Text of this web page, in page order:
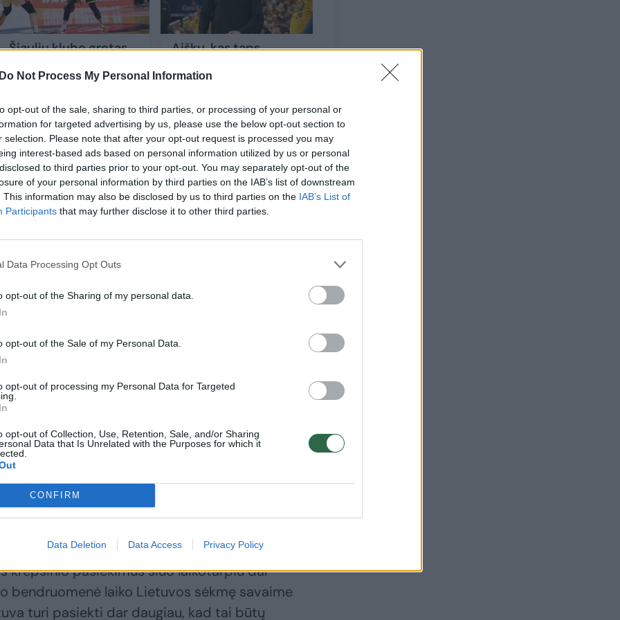
Do Not Process My Personal Information
opt-out of the sale, sharing to third parties, or processing of your personal or
for targeted advertising by us, please use the below opt-out section to
selection. Please note that after your opt-out request is processed you may
interest-based ads based on personal information utilized by us or personal
to third parties prior to your opt-out. You may separately opt-out of the
of your personal information by third parties on the IAB’s list of downstream
This information may also be disclosed by us to third parties on the IAB’s List of
Participants that may further disclose it to other third parties.
Data Processing Opt Outs
opt-out of the Sharing of my personal data.
opt-out of the Sale of my Personal Data.
opt-out of processing my Personal Data for Targeted
opt-out of Collection, Use, Retention, Sale, and/or Sharing
Data that Is Unrelated with the Purposes for which it
CONFIRM
Data Deletion Data Access Privacy Policy
Šiaulių klubo gretas
gynėjas(1)
Aišku, kas taps
treneriu
Lietuvos indėlį į Europos krepšinio
ir iniciatyvas bei tvarų vystymosi modelį,
krepšinį į kitą lygį.
m. Europos čempionato rengimo konkurso
apie galimą NBA atėjimą į Senąjį žemyną.
raidą per pastaruosius 5 metus?
meistriškumo lygio tam tikroje srityje, kaip
nuolat pasiekti tokį progresą, kurį kiti pastebėtų
kaip savaime suprantamą dalyką. Tai šiek tiek
antrus metus iš eilės. Daugeliu atvejų tai
kartą, tačiau žmonės dažnai to nelaiko tokiu
titulas.
krepšinio pasiekimus šiuo laikotarpiu dar
bendruomenė laiko Lietuvos sėkmę savaime
turi pasiekti dar daugiau, kad tai būtų